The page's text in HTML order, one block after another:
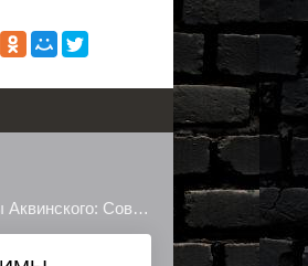
ли вера и разум